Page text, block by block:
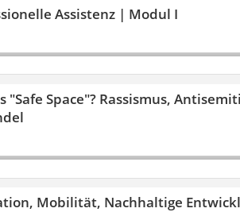
Assistenz | Modul I
"Safe Space"? Rassismus,
Mobilität, Nachhaltige